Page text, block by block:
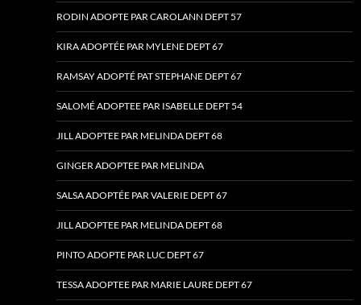
RODIN ADOPTE PAR CAROLANN DEPT 57
KIRA ADOPTÉE PAR MYLENE DEPT 67
RAMSAY ADOPTÉ PAT STEPHANE DEPT 67
SALOMÉ ADOPTEE PAR ISABELLE DEPT 54
JILL ADOPTEE PAR MELINDA DEPT 68
GINGER ADOPTEE PAR MELINDA
SALSA ADOPTÉE PAR VALERIE DEPT 67
JILL ADOPTEE PAR MELINDA DEPT 68
PINTO ADOPTE PAR LUC DEPT 67
TESSA ADOPTEE PAR MARIE LAURE DEPT 67